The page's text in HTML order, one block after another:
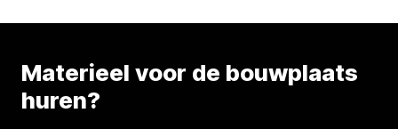
Materieel voor de bouwplaats
huren?